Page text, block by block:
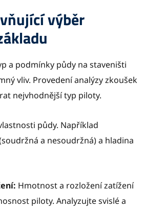
výběr
a podmínky půdy na staveništi
vliv. Provedení analýzy zkoušek
nejvhodnější typ piloty.
půdy. Například
a nesoudržná) a hladina
Hmotnost a rozložení zatížení
piloty. Analyzujte svislé a